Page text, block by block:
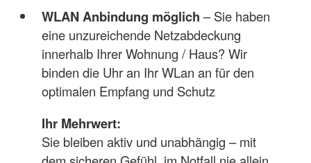
WLAN Anbindung möglich – Sie haben
eine unzureichende Netzabdeckung
innerhalb Ihrer Wohnung / Haus? Wir
binden die Uhr an Ihr WLan an für den
optimalen Empfang und Schutz
Ihr Mehrwert:
Sie bleiben aktiv und unabhängig – mit